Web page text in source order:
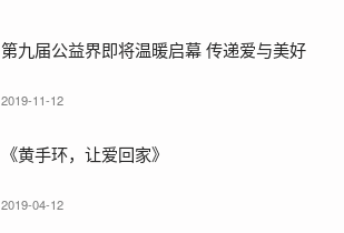
第九届公益界即将温暖启幕 传递爱与美好
2019-11-12
《黄手环，让爱回家》
2019-04-12